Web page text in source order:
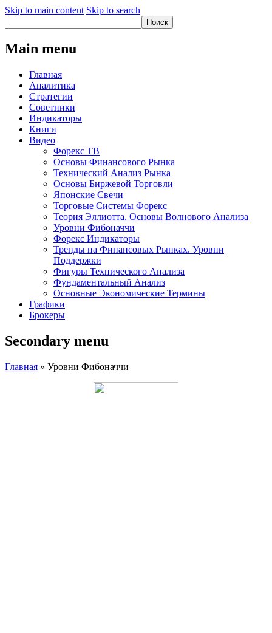
Skip to main content Skip to search
Main menu
Главная
Аналитика
Стратегии
Советники
Индикаторы
Книги
Видео
Форекс ТВ
Основы Финансового Рынка
Технический Анализ Рынка
Основы Биржевой Торговли
Японские Свечи
Торговые Системы Форекс
Теория Эллиотта. Основы Волнового Анализа
Уровни Фибоначчи
Форекс Индикаторы
Тренды на Финансовых Рынках. Уровни
Поддержки
Фигуры Технического Анализа
Фундаментальный Анализ
Основные Экономические Термины
Графики
Брокеры
Secondary menu
Главная » Уровни Фибоначчи